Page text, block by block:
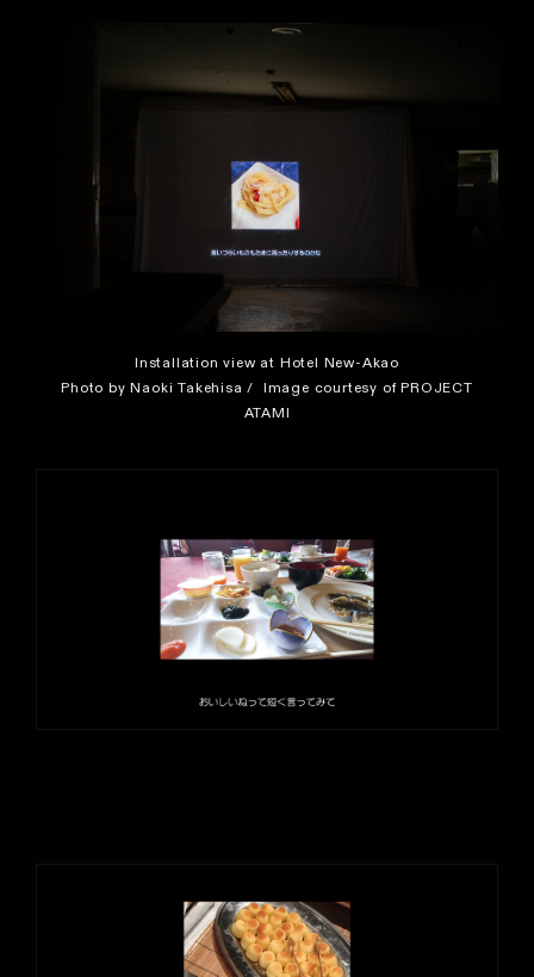
Installation view at Hotel New-Akao
Photo by Naoki Takehisa / Image courtesy of PROJECT
ATAMI